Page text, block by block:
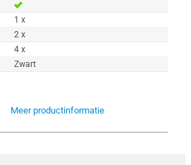
1 x
2 x
4 x
Zwart
Meer productinformatie